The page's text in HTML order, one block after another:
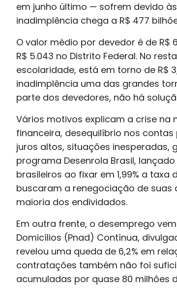
em junho último — sofrem devido
inadimplência chega a R$ 477
O valor médio por devedor é de R$
R$ 5.043 no Distrito Federal. No
escolaridade, está em torno de R$
inadimplência uma das grandes
parte dos devedores, não há
Vários motivos explicam a crise
financeira, desequilíbrio nos
juros altos, situações inesperadas,
programa Desenrola Brasil,
brasileiros ao fixar em 1,99% a
buscaram a renegociação de suas
maioria dos endividados.
Em outra frente, o desemprego
Domicílios (Pnad) Contínua,
revelou uma queda de 6,2% em
contratações também não foi
acumuladas por quase 80 milhões